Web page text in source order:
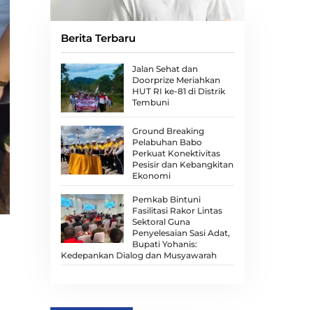
Berita Terbaru
Jalan Sehat dan
Doorprize Meriahkan
HUT RI ke-81 di Distrik
Tembuni
Ground Breaking
Pelabuhan Babo
Perkuat Konektivitas
Pesisir dan Kebangkitan
Ekonomi
Pemkab Bintuni
Fasilitasi Rakor Lintas
Sektoral Guna
Penyelesaian Sasi Adat,
Bupati Yohanis:
Kedepankan Dialog dan Musyawarah